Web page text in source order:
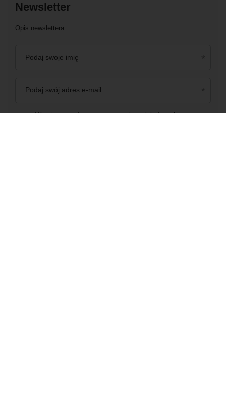
Newsletter
Opis newslettera
Podaj swoje imię
Podaj swój adres e-mail
Wyrażam zgodę na przetwarzanie moich danych